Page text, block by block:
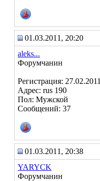
01.03.2011, 20:20
aleks...
Форумчанин
Регистрация: 27.02.2011
Адрес: rus 190
Пол: Мужской
Сообщений: 37
01.03.2011, 20:38
YARYCK
Форумчанин